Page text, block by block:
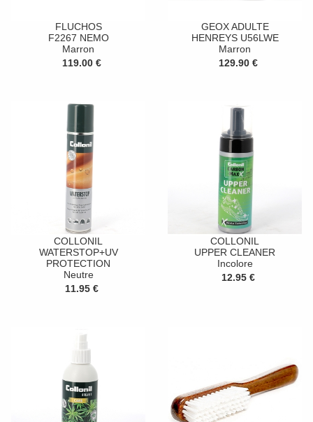
FLUCHOS
F2267 NEMO
Marron
119.00 €
GEOX ADULTE
HENREYS U56LWE
Marron
129.90 €
COLLONIL
WATERSTOP+UV
PROTECTION
Neutre
11.95 €
COLLONIL
UPPER CLEANER
Incolore
12.95 €